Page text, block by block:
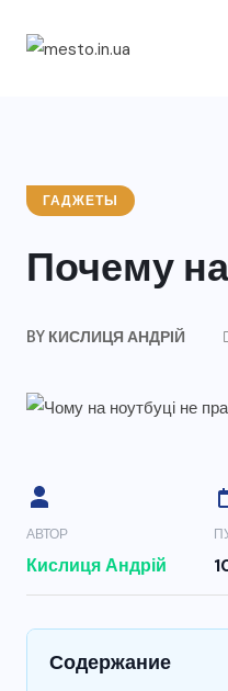
ГАДЖЕТЫ
Почему
BY КИСЛИЦЯ АНДРІЙ
АВТОР
Кислиця Андрій
Содержание